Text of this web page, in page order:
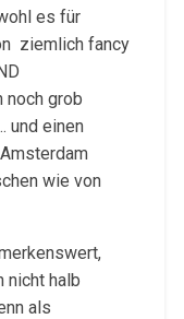
es für
ziemlich fancy
noch grob
und einen
wie von
nicht halb
als